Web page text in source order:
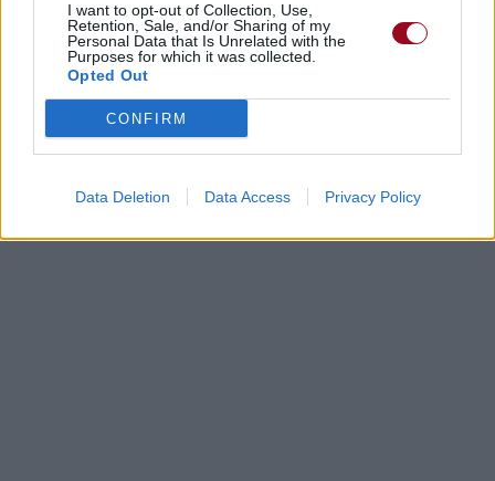
I want to opt-out of Collection, Use,
Retention, Sale, and/or Sharing of my
Personal Data that Is Unrelated with the
Purposes for which it was collected.
Opted Out
CONFIRM
Data Deletion Data Access Privacy Policy